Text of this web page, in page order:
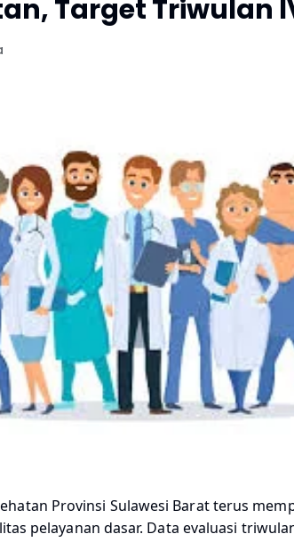
Target Triwulan
Provinsi Sulawesi Barat terus
pelayanan dasar. Data evaluasi